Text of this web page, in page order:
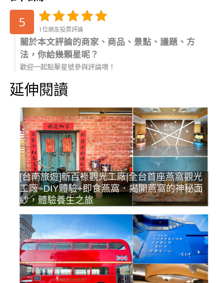
5 1位網友投票評論
關於本文評論的商家、商品、景點、議題、方
法，你給幾顆星呢？
歡迎一起點擊星號參與評論唷！
延伸閱讀
[台南旅遊]新百祿觀光工廠|全台首座燕窩觀光
工廠~DIY體驗+即食燕窩．揭開燕窩的神秘面
紗，體驗養生之旅